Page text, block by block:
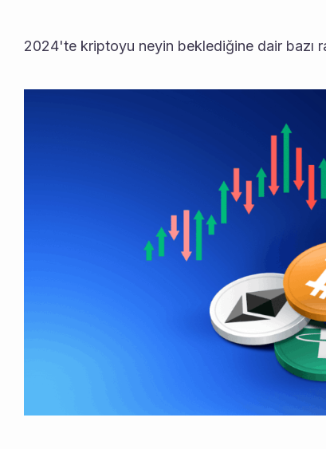
2024'te kriptoyu neyin beklediğine dair bazı